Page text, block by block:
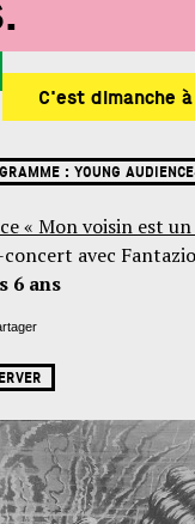
C'est dimanche
: YOUNG
« Mon voisin est
concert avec
6 ans